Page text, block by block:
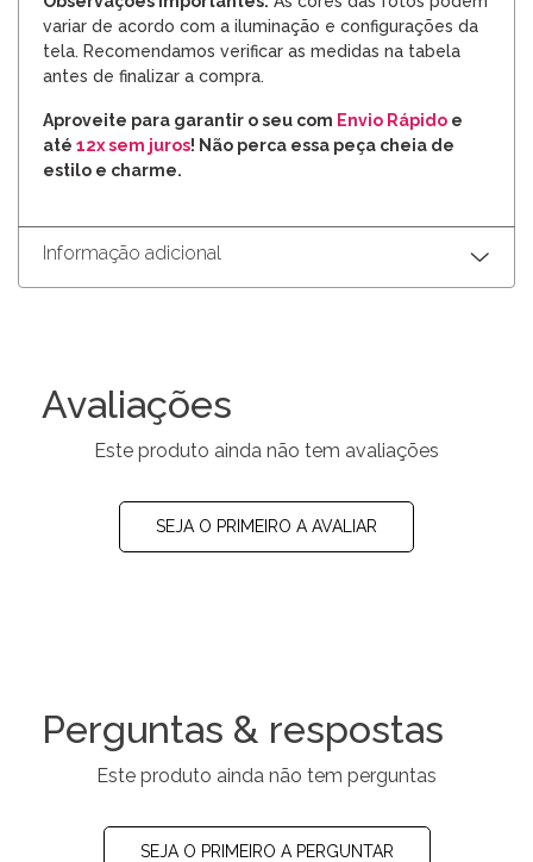
variar de acordo com a iluminação e configurações da
tela. Recomendamos verificar as medidas na tabela
antes de finalizar a compra.
Aproveite para garantir o seu com Envio Rápido e
até 12x sem juros! Não perca essa peça cheia de
estilo e charme.
Informação adicional
Avaliações
Este produto ainda não tem avaliações
SEJA O PRIMEIRO A AVALIAR
Perguntas & respostas
Este produto ainda não tem perguntas
SEJA O PRIMEIRO A PERGUNTAR